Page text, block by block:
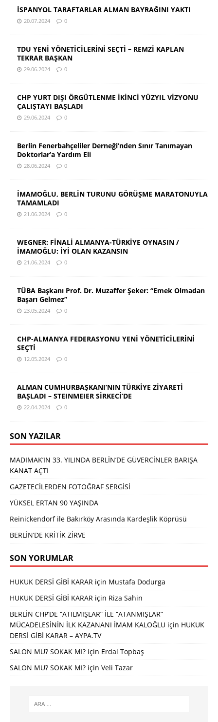
İSPANYOL TARAFTARLAR ALMAN BAYRAĞINI YAKTI
20.07.2024 0
TDU YENİ YÖNETİCİLERİNİ SEÇTİ – REMZİ KAPLAN
TEKRAR BAŞKAN
29.06.2024 0
CHP YURT DIŞI ÖRGÜTLENME İKİNCİ YÜZYIL VİZYONU
ÇALIŞTAYI BAŞLADI
29.06.2024 0
Berlin Fenerbahçeliler Derneği’nden Sınır Tanımayan
Doktorlar’a Yardım Eli
28.06.2024 0
İMAMOĞLU, BERLİN TURUNU GÖRÜŞME MARATONUYLA
TAMAMLADI
21.06.2024 0
WEGNER: FİNALİ ALMANYA-TÜRKİYE OYNASIN /
İMAMOĞLU: İYİ OLAN KAZANSIN
21.06.2024 0
TÜBA Başkanı Prof. Dr. Muzaffer Şeker: “Emek Olmadan
Başarı Gelmez”
23.05.2024 0
CHP-ALMANYA FEDERASYONU YENİ YÖNETİCİLERİNİ
SEÇTİ
12.05.2024 0
ALMAN CUMHURBAŞKANI’NIN TÜRKİYE ZİYARETİ
BAŞLADI – STEINMEIER SİRKECİ’DE
22.04.2024 0
SON YAZILAR
MADIMAK’IN 33. YILINDA BERLİN’DE GÜVERCİNLER BARIŞA
KANAT AÇTI
GAZETECİLERDEN FOTOĞRAF SERGİSİ
YÜKSEL ERTAN 90 YAŞINDA
Reinickendorf ile Bakırköy Arasında Kardeşlik Köprüsü
BERLİN’DE KRİTİK ZİRVE
SON YORUMLAR
HUKUK DERSİ GİBİ KARAR için Mustafa Dodurga
HUKUK DERSİ GİBİ KARAR için Riza Sahin
BERLİN CHP’DE “ATILMIŞLAR” İLE “ATANMIŞLAR”
MÜCADELESİNİN İLK KAZANANI İMAM KALOĞLU için HUKUK
DERSİ GİBİ KARAR – AYPA.TV
SALON MU? SOKAK MI? için Erdal Topbaş
SALON MU? SOKAK MI? için Veli Tazar